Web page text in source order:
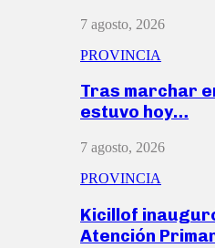
7 agosto, 2026
PROVINCIA
Tras marchar
estuvo hoy…
7 agosto, 2026
PROVINCIA
Kicillof
Atención